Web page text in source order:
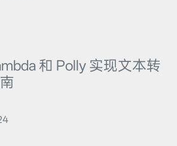
和 Polly 实现文本转